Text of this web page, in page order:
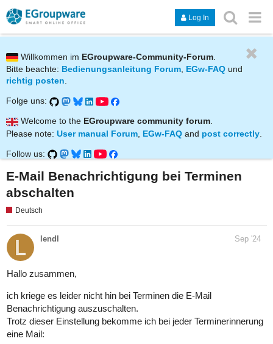
Log In
Willkommen im EGroupware-Community-Forum
Bitte beachte: Bedienungsanleitung Forum, EGw-FAQ und
richtig posten.
Folge uns:
Welcome to the EGroupware community forum.
Please note: User manual Forum EGw-FAQ and post correctly
Follow us:
E-Mail Benachrichtigung bei Terminen
abschalten
Deutsch
lendl Sep '24
Hallo zusammen,
ich kriege es leider nicht hin bei Terminen die E-Mail
Benachrichtigung auszuschalten.
Trotz dieser Einstellung bekomme ich bei jeder Terminerinnerung
eine Mail: